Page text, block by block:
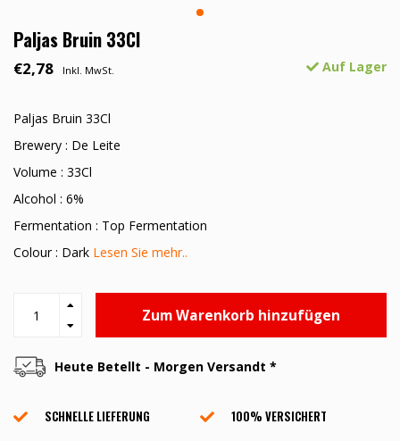
Paljas Bruin 33Cl
€2,78 Inkl. MwSt. Auf Lager
Paljas Bruin 33Cl
Brewery : De Leite
Volume : 33Cl
Alcohol : 6%
Fermentation : Top Fermentation
Colour : Dark Lesen Sie mehr..
Zum Warenkorb hinzufügen
Heute Betellt - Morgen Versandt *
SCHNELLE LIEFERUNG
100% VERSICHERT